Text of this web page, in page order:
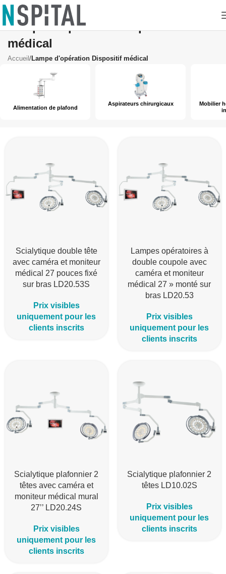
Lampe d'opération Dispositif
médical
Accueil /Lampe d'opération Dispositif médical
Aspirateurs chirurgicaux
Mobilier hospitalier en acier
Scialytique double tête
avec caméra et moniteur
médical 27 pouces fixé
sur bras LD20.53S
Prix visibles
uniquement pour les
clients inscrits
Lampes opératoires à
double coupole avec
caméra et moniteur
médical 27 » monté sur
bras LD20.53
Prix visibles
uniquement pour les
clients inscrits
Scialytique plafonnier 2
têtes avec caméra et
moniteur médical mural
27’’ LD20.24S
Prix visibles
uniquement pour les
clients inscrits
Scialytique plafonnier 2
têtes LD10.02S
Prix visibles
uniquement pour les
clients inscrits